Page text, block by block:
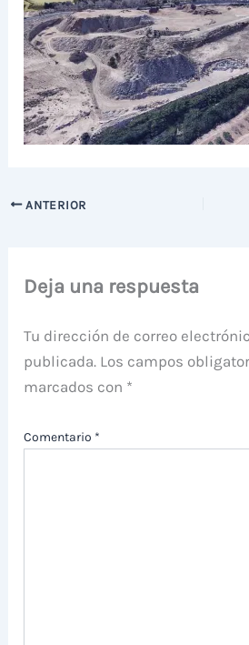
ANTERIOR
Deja una respuesta
Tu dirección de correo
publicada. Los campos
marcados con *
Comentario *